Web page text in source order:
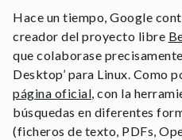
Hace un tiempo, Google
creador del proyecto libre
que colaborase
Desktop’ para Linux. Como
página oficial, con la
búsquedas en diferentes
(ficheros de texto, PDFs,